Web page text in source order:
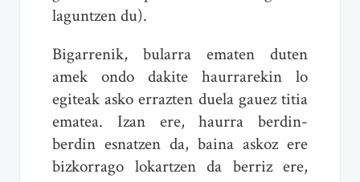
laguntzen du).
Bigarrenik, bularra ematen duten
amek ondo dakite haurrarekin lo
egiteak asko errazten duela gauez titia
ematea. Izan ere, haurra berdin-
berdin esnatzen da, baina askoz ere
bizkorrago lokartzen da berriz ere,